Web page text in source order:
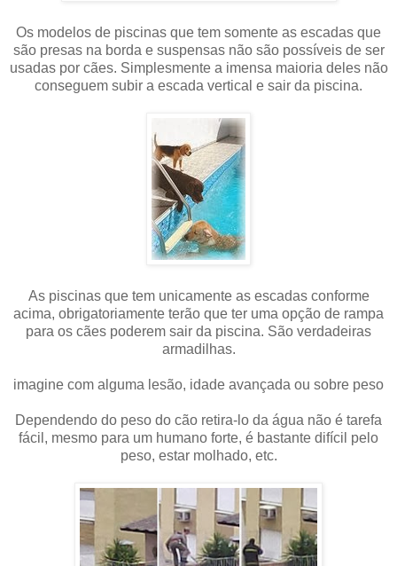
Os modelos de piscinas que tem somente as escadas que
são presas na borda e suspensas não são possíveis de ser
usadas por cães. Simplesmente a imensa maioria deles não
conseguem subir a escada vertical e sair da piscina.
As piscinas que tem unicamente as escadas conforme
acima, obrigatoriamente terão que ter uma opção de rampa
para os cães poderem sair da piscina. São verdadeiras
armadilhas.
imagine com alguma lesão, idade avançada ou sobre peso
Dependendo do peso do cão retira-lo da água não é tarefa
fácil, mesmo para um humano forte, é bastante difícil pelo
peso, estar molhado, etc.